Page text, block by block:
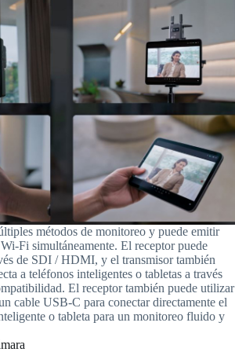
métodos de monitoreo y puede emitir
Fi simultáneamente. El receptor puede
de SDI / HDMI, y el transmisor también
a teléfonos inteligentes o tabletas a través
El receptor también puede utilizar
cable USB-C para conectar directamente el
o tableta para un monitoreo fluido y